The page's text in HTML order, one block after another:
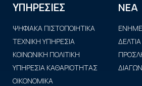
ΥΠΗΡΕΣΙΕΣ
ΨΗΦΙΑΚΑ ΠΙΣΤΟΠΟΙΗΤΙΚΑ
ΤΕΧΝΙΚΗ ΥΠΗΡΕΣΙΑ
ΚΟΙΝΩΝΙΚΗ ΠΟΛΙΤΙΚΗ
ΥΠΗΡΕΣΙΑ ΚΑΘΑΡΙΟΤΗΤΑΣ
ΟΙΚΟΝΟΜΙΚΑ
ΝΕΑ